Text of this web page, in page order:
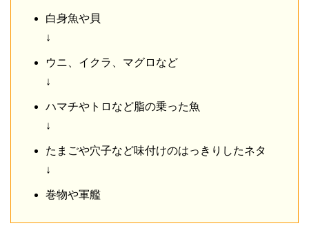
白身魚や貝
↓
ウニ、イクラ、マグロなど
↓
ハマチやトロなど脂の乗った魚
↓
たまごや穴子など味付けのはっきりしたネタ
↓
巻物や軍艦